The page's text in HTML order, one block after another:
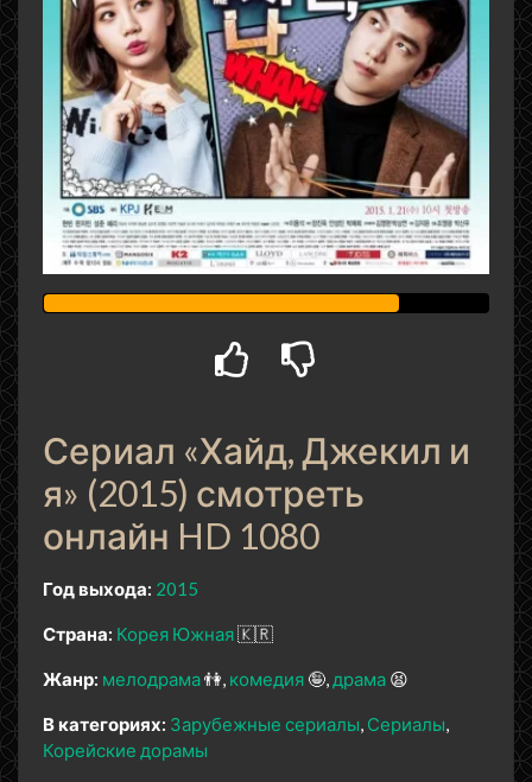
Сериал «Хайд, Джекил и
я» (2015) смотреть
онлайн HD 1080
Год выхода: 2015
Страна: Корея Южная🇰🇷
Жанр: мелодрама👫 комедия 🤪 драма 😫
В категориях: Зарубежные сериалы Сериалы
Корейские дорамы